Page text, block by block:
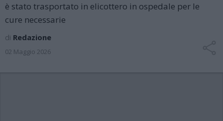
è stato trasportato in elicottero in ospedale per le
cure necessarie
di Redazione
02 Maggio 2026